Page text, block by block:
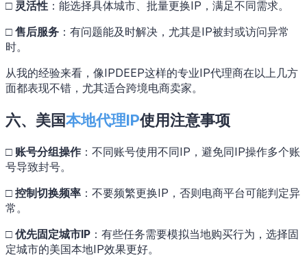
□ 灵活性 ：能选择具体城市、批量更换IP，满足不同需求。
□ 售后服务 ：有问题能及时解决，尤其是IP被封或访问异常
时。
从我的经验来看，像IPDEEP这样的专业IP代理商在以上几方
面都表现不错，尤其适合跨境电商卖家。
六、美国本地代理IP使用注意事项
□ 账号分组操作：不同账号使用不同IP，避免同IP操作多个账
号导致封号。
□ 控制切换频率 ：不要频繁更换IP，否则电商平台可能判定异
常。
□ 优先固定城市IP ：有些任务需要模拟当地购买行为，选择固
定城市的美国本地IP效果更好。